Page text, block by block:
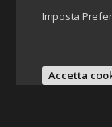
Imposta
Accetta